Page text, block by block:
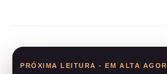
PRÓXIMA LEITURA - EM ALTA